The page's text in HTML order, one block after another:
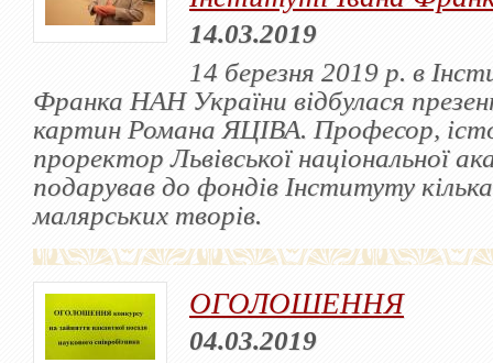
14.03.2019
14 березня 2019 р. в
Франка НАН України відбулася
картин Романа ЯЦІВА. Професор,
проректор Львівської національної
подарував до фондів Інституту
малярських творів.
ОГОЛОШЕННЯ
04.03.2019